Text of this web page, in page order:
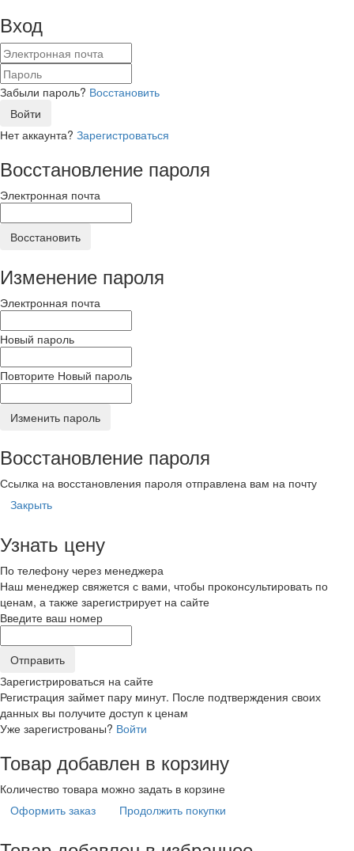
Вход
Забыли пароль? Восстановить
Войти
Нет аккаунта? Зарегистроваться
Восстановление пароля
Электронная почта
Восстановить
Изменение пароля
Электронная почта
Новый пароль
Повторите Новый пароль
Изменить пароль
Восстановление пароля
Ссылка на восстановления пароля отправлена вам на почту
Закрыть
Узнать цену
По телефону через менеджера
Наш менеджер свяжется с вами, чтобы проконсультировать по
ценам, а также зарегистрирует на сайте
Введите ваш номер
Зарегистрироваться на сайте
Регистрация займет пару минут. После подтверждения своих
данных вы получите доступ к ценам
Уже зарегистрованы? Войти
Товар добавлен в корзину
Количество товара можно задать в корзине
Оформить заказ
Продолжить покупки